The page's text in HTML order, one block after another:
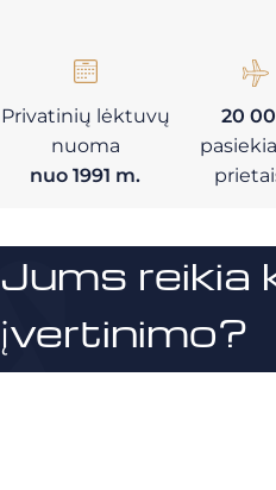
Privatinių lėktuvų
nuoma
nuo 1991 m.
20
Jums reikia
įvertinimo?